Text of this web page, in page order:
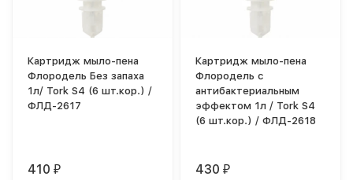
Картридж мыло-пена
Флородель Без запаха
1л/ Tork S4 (6 шт.кор.) /
ФЛД-2617
410₽
Картридж мыло-пена
Флородель с
антибактериальным
эффектом 1л / Tork S4
(6 шт.кор.) / ФЛД-2618
430₽